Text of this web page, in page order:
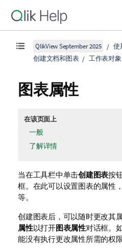
QlikView September 2025
使
创建文档和图表
工作表对象
图表属性
在该页面上
一般
了解详情
当在工具栏中单击创建图表按
框。在此可以设置图表的属性
等。
创建图表后，可以随时更改其
属性以打开图表属性对话框。
能没有执行更改属性所需的权限